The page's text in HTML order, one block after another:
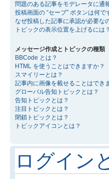
問題のある記事をモデレータに通
投稿画面の “セーブ” ボタンは何で
なぜ投稿した記事に承認が必要な
トピックの表示位置を上げるには？
メッセージ作成とトピックの種類
BBCode とは？
HTML を使うことはできますか？
スマイリーとは？
記事内に画像を載せることはでき
グローバル告知トピックとは？
告知トピックとは？
注目トピックとは？
閉鎖トピックとは？
トピックアイコンとは？
ログイン